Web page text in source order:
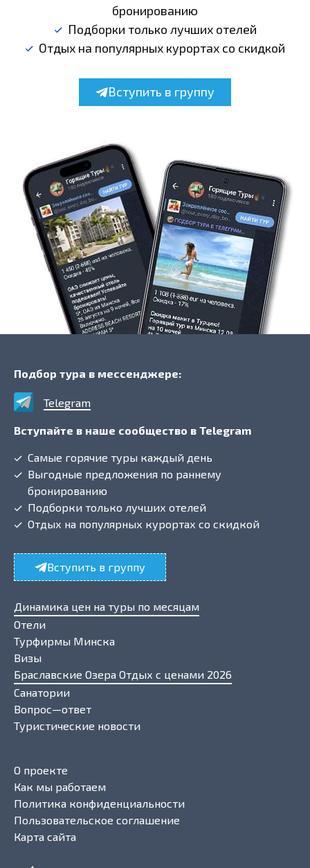
бронированию
Подборки только лучших отелей
Отдых на популярных курортах со скидкой
Вступить в группу
Динамика цен на туры по месяцам
Отели
Турфирмы Минска
Визы
Браславские Озера Отдых с ценами 2026
Санатории
Вопрос—ответ
Туристические новости
О проекте
Как мы работаем
Политика конфиденциальности
Пользовательское соглашение
Карта сайта
Подбор тура в мессенджере:
Telegram
Вступайте в наше сообщество в Telegram
Самые горячие туры каждый день
Выгодные предложения по раннему
бронированию
Подборки только лучших отелей
Отдых на популярных курортах со скидкой
Вступить в группу